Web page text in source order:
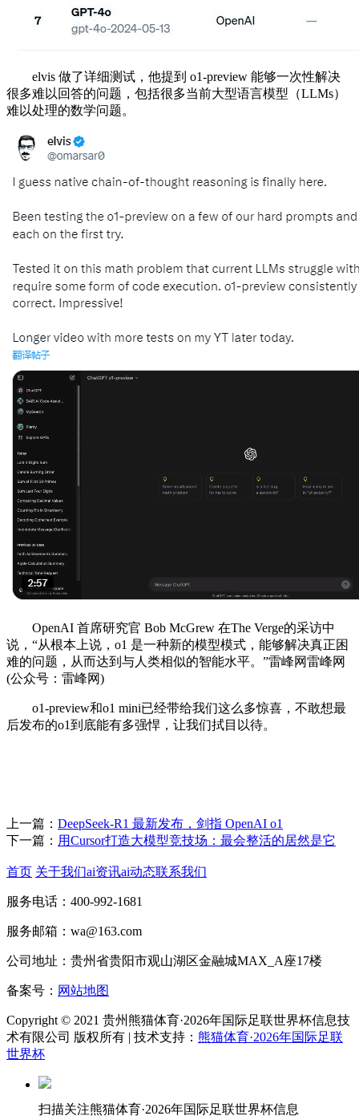
elvis 做了详细测试，他提到 o1-preview 能够一次性解决
很多难以回答的问题，包括很多当前大型语言模型（LLMs）
难以处理的数学问题。
OpenAI 首席研究官 Bob McGrew 在The Verge的采访中
说，“从根本上说，o1 是一种新的模型模式，能够解决真正困
难的问题，从而达到与人类相似的智能水平。”雷峰网雷峰网
(公众号：雷峰网)
o1-preview和o1 mini已经带给我们这么多惊喜，不敢想最
后发布的o1到底能有多强悍，让我们拭目以待。
上一篇： DeepSeek-R1 最新发布，剑指 OpenAI o1
下一篇： 用Cursor打造大模型竞技场：最会整活的居然是它
首页 关于我们ai资讯ai动态联系我们
服务电话：400-992-1681
服务邮箱：wa@163.com
公司地址：贵州省贵阳市观山湖区金融城MAX_A座17楼
备案号： 网站地图
Copyright © 2021 贵州熊猫体育·2026年国际足联世界杯信息技
术有限公司 版权所有 | 技术支持： 熊猫体育·2026年国际足联
世界杯
扫描关注熊猫体育·2026年国际足联世界杯信息